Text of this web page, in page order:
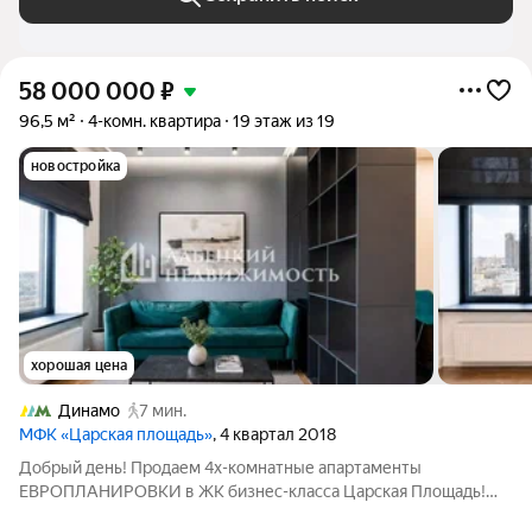
58 000 000 ₽
96,5 м² 4-комн. квартира 19 этаж из 19
новостройка
хорошая цена
Динамо
7 мин.
МФК «Царская площадь», 4 квартал 2018
Добрый день! Продаем 4х-комнатные апартаменты
ЕВРОПЛАНИРОВКИ в ЖК бизнес-класса Царская Площадь!